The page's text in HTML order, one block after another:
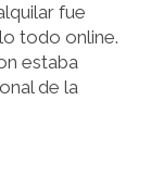
fue
todo online.
estaba
de la